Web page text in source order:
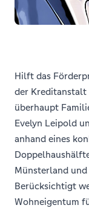
Hilft das
der Kreditanstalt
überhaupt
Evelyn Leipold
anhand eines
Münsterland und
Berücksichtigt
Wohneigentum